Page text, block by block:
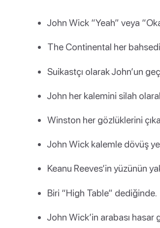
John Wick “Yeah” veya
The Continental her
Suikastçı olarak John’un
John her kalemini silah
Winston her gözlüklerini
John Wick kalemle dövüş
Keanu Reeves’in yüzünün
Biri “High Table” dediğinde.
John Wick’in arabası hasar